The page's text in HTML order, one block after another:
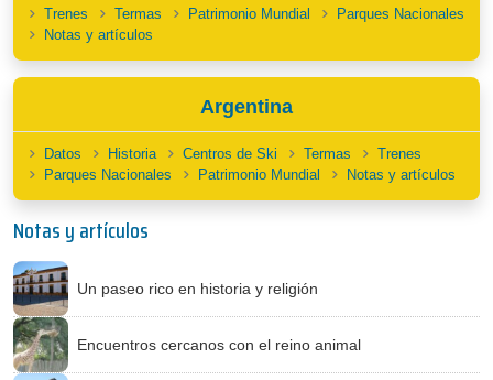
Trenes Termas Patrimonio Mundial
Parques Nacionales
Notas y artículos
Argentina
Datos Historia Centros de Ski Termas
Trenes
Parques Nacionales
Patrimonio Mundial Notas y artículos
Notas y artículos
Un paseo rico en historia y religión
Encuentros cercanos con el reino animal